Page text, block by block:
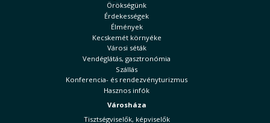
Örökségünk
Érdekességek
Élmények
Kecskemét környéke
Városi séták
Vendéglátás, gasztronómia
Szállás
Konferencia- és rendezvényturizmus
Hasznos infók
Városháza
Tisztségviselők, képviselők